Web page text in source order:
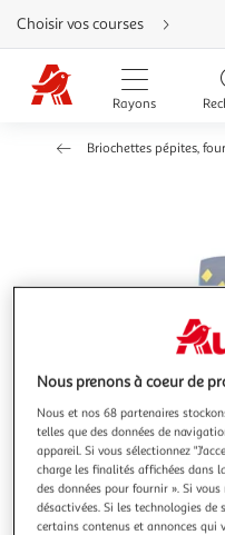
Aller
directement
au
contenu
Aller
directement
Aller
besoin
Choisir vos courses
Rayons
Briochettes pépites,
Nous prenons à coeur de
Nous et nos 68 partenaires
telles que des données de
appareil. Si vous sélectionnez
charge les finalités affichées dans
des données pour fournir ». Si
désactivées. Si les technologies
certains contenus et annonces qui